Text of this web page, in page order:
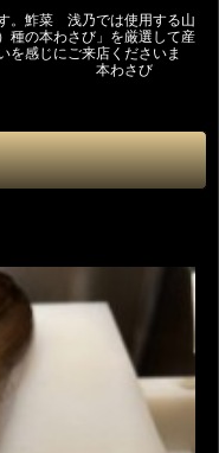
。鮓菜 浅乃では使用する山
の本わさび」を厳選して産
を感じにご来店くださいま
。 本わさび